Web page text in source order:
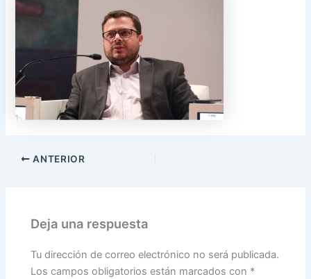
ANTERIOR
Deja una respuesta
Tu dirección de correo electrónico no será publicada.
Los campos obligatorios están marcados con *